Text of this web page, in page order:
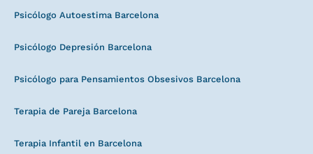
Psicólogo Autoestima Barcelona
Psicólogo Depresión Barcelona
Psicólogo para Pensamientos Obsesivos Barcelona
Terapia de Pareja Barcelona
Terapia Infantil en Barcelona